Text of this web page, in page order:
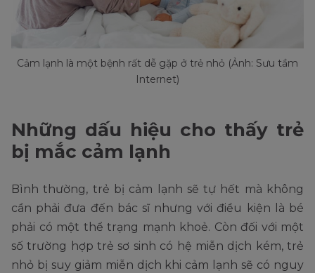
Cảm lạnh là một bệnh rất dễ gặp ở trẻ nhỏ (Ảnh: Sưu tầm
Internet)
Những dấu hiệu cho thấy trẻ
bị mắc cảm lạnh
Bình thường, trẻ bị cảm lạnh sẽ tự hết mà không
cần phải đưa đến bác sĩ nhưng với điều kiện là bé
phải có một thể trạng mạnh khoẻ. Còn đối với một
số trường hợp trẻ sơ sinh có hệ miễn dịch kém, trẻ
nhỏ bị suy giảm miễn dịch khi cảm lạnh sẽ có nguy